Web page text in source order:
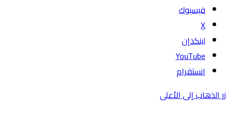
فيسبوك
‫X
لينكدإن
‫YouTube
انستقرام
زر الذهاب إلى الأعلى